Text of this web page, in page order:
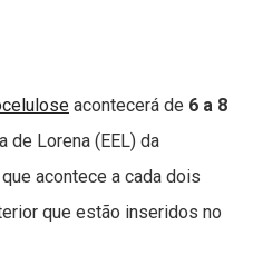
acontecerá de 6 a 8
de Lorena (EEL) da
acontece a cada dois
que estão inseridos no